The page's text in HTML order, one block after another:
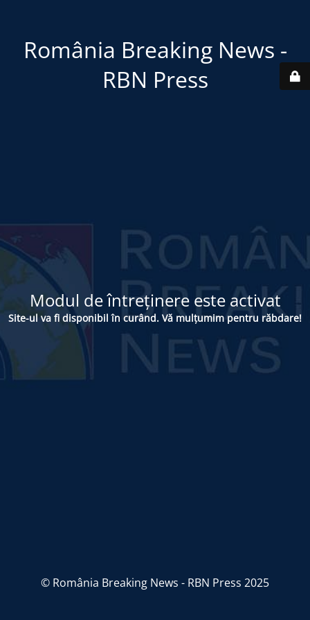
România Breaking News -
RBN Press
Modul de întreținere este activat
Site-ul va fi disponibil în curând. Vă mulțumim pentru răbdare!
© România Breaking News - RBN Press 2025